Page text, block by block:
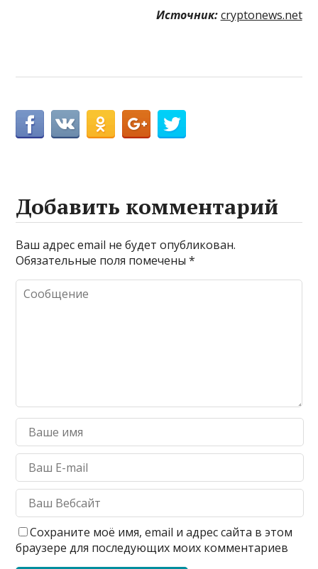
Источник: cryptonews.net
Добавить комментарий
Ваш адрес email не будет опубликован.
Обязательные поля помечены*
Сохраните моё имя, email и адрес сайта в этом
браузере для последующих моих комментариев